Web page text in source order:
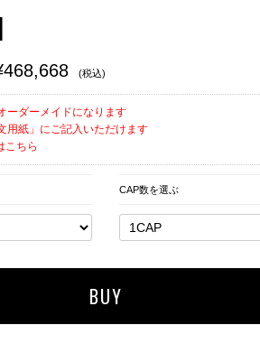
(税込)
ーダーメイドになります
用紙」にご記入いただけます
こちら
CAP数を選ぶ